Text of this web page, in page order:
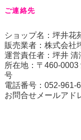
ご連絡先
ショップ名：坪井花
販売業者：株式会社
運営責任者：坪井 清
所在地：〒460-
号
電話番号：052-961-
お問合せメールアド